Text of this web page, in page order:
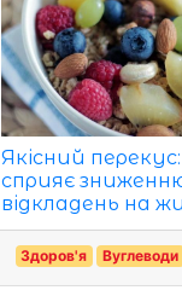
Якісний перекус:
сприяє
відкладень на
Здоров'я Вуглеводи